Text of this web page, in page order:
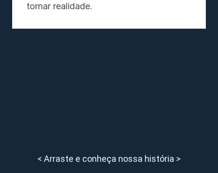
tornar realidade.
< Arraste e conheça nossa história >